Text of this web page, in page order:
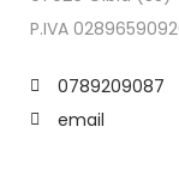
P.IVA
0789209087
email